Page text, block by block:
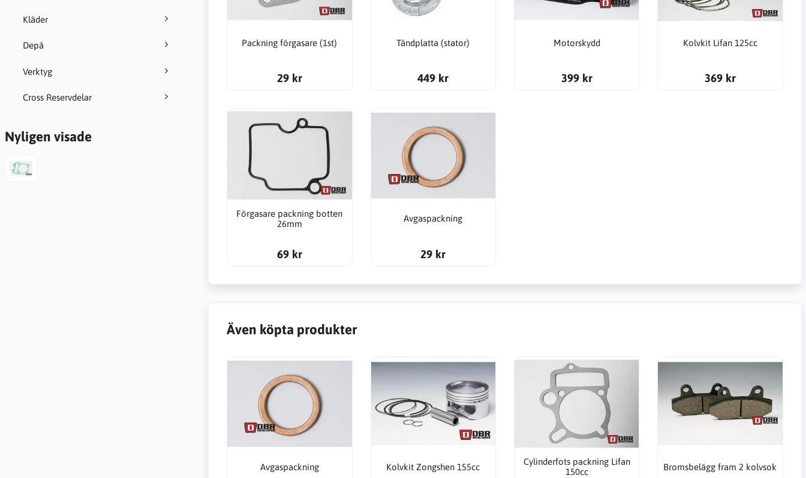
Kläder
Depå
Verktyg
Cross Reservdelar
Nyligen visade
Packning förgasare (1st)
29 kr
Tändplatta (stator)
449 kr
Motorskydd
399 kr
Kolvkit Lifan 125cc
369 kr
Förgasare packning botten
26mm
69 kr
Avgaspackning
29 kr
Även köpta produkter
Avgaspackning Kolvkit Zongshen 155cc
Cylinderfots packning Lifan
150cc
Bromsbelägg fram 2 kolvsok